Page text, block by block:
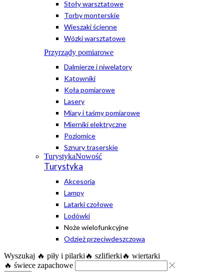
Stoły warsztatowe
Torby monterskie
Wieszaki ścienne
Wózki warsztatowe
Przyrządy pomiarowe
Dalmierze i niwelatory
Kątowniki
Koła pomiarowe
Lasery
Miary i taśmy pomiarowe
Mierniki elektryczne
Poziomice
Sznury traserskie
TurystykaNowość
Turystyka
Akcesoria
Lampy
Latarki czołowe
Lodówki
Noże wielofunkcyjne
Odzież przeciwdeszczowa
Wyszukaj 🔥 piły i pilarki 🔥 szlifierki 🔥 wiertarki
🔥 świece zapachowe